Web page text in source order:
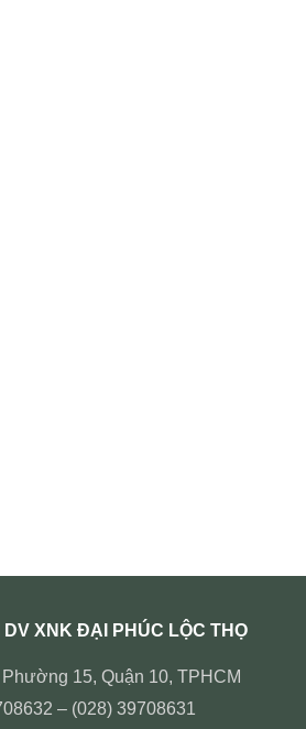
DV XNK ĐẠI PHÚC LỘC THỌ
15, Quận 10, TPHCM
– (028) 39708631